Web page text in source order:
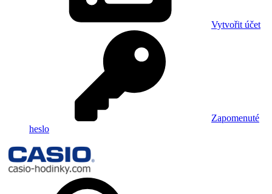
Vytvořit účet
Zapomenuté
heslo